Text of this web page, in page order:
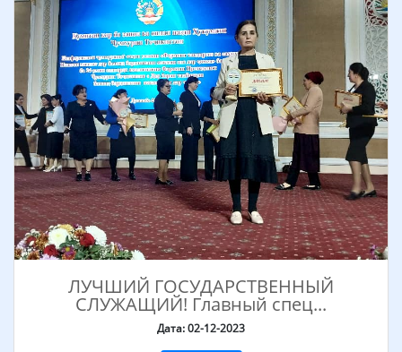
ЛУЧШИЙ ГОСУДАРСТВЕННЫЙ
СЛУЖАЩИЙ! Главный спец...
Дата: 02-12-2023